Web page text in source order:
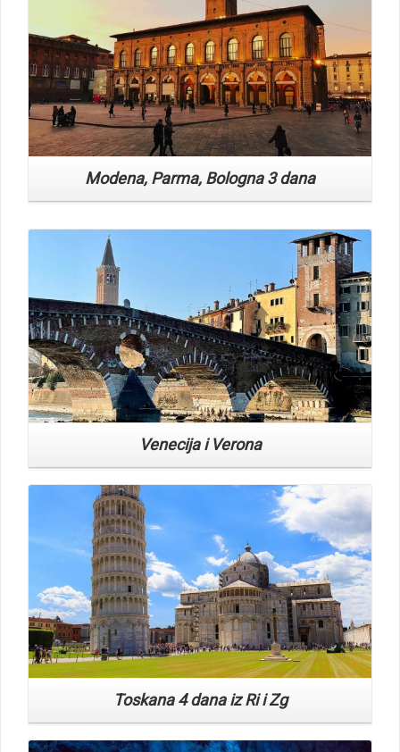
Modena, Parma, Bologna 3 dana
Venecija i Verona
Read More
Toskana 4 dana iz Ri i Zg
Read More